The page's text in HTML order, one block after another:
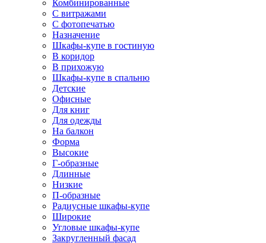
Комбинированные
С витражами
С фотопечатью
Назначение
Шкафы-купе в гостиную
В коридор
В прихожую
Шкафы-купе в спальню
Детские
Офисные
Для книг
Для одежды
На балкон
Форма
Высокие
Г-образные
Длинные
Низкие
П-образные
Радиусные шкафы-купе
Широкие
Угловые шкафы-купе
Закругленный фасад